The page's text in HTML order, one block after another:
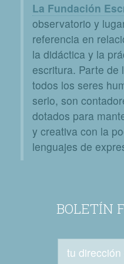
La Fundación
observatorio y
referencia en
la didáctica y la
escritura. Parte de
todos los seres
serlo, son
dotados para
y creativa con la
lenguajes de
BOLETÍN